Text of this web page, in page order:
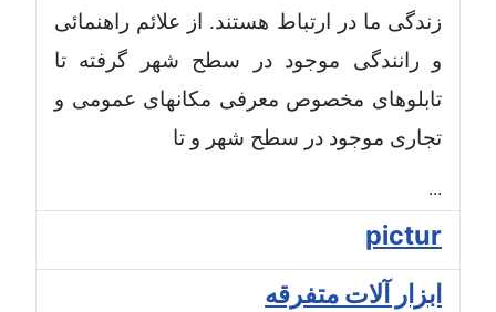
زندگی ما در ارتباط هستند. از علائم راهنمائی
و رانندگی موجود در سطح شهر گرفته تا
تابلوهای مخصوص معرفی مکانهای عمومی و
تجاری موجود در سطح شهر و تا
...
pictur
ابزار آلات متفرقه